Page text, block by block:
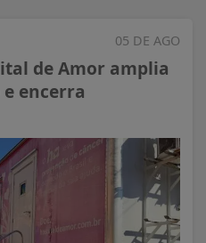
05 DE AGO
de Amor amplia
encerra